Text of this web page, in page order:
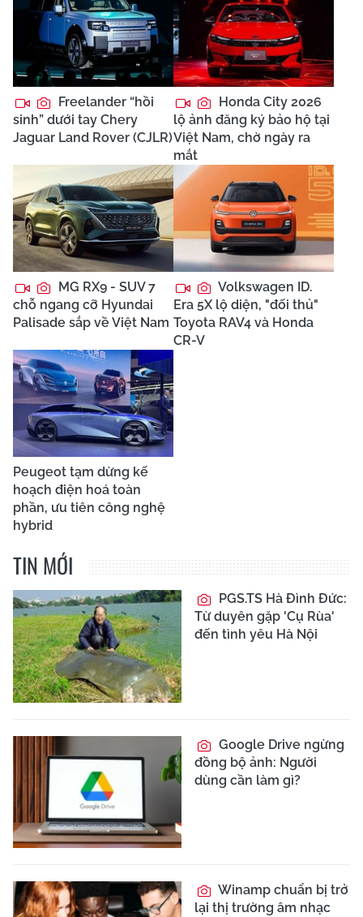
Freelander “hồi
sinh” dưới tay Chery
Jaguar Land Rover (CJLR)
Honda City 2026
lộ ảnh đăng ký bảo hộ tại
Việt Nam, chờ ngày ra
mắt
MG RX9 - SUV 7
chỗ ngang cỡ Hyundai
Palisade sắp về Việt Nam
Volkswagen ID.
Era 5X lộ diện, "đối thủ"
Toyota RAV4 và Honda
CR-V
Peugeot tạm dừng kế
hoạch điện hoá toàn
phần, ưu tiên công nghệ
hybrid
TIN MỚI
PGS.TS Hà Đình Đức:
Từ duyên gặp 'Cụ Rùa'
đến tình yêu Hà Nội
Google Drive ngừng
đồng bộ ảnh: Người
dùng cần làm gì?
Winamp chuẩn bị trở
lại thị trường âm nhạc